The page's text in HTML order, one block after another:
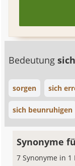
Bedeutung
sorgen sich
sich beunruhigen
Synonyme
7 Synonyme in